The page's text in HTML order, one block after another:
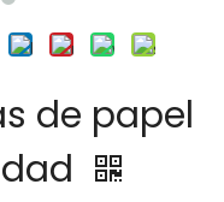
de papel